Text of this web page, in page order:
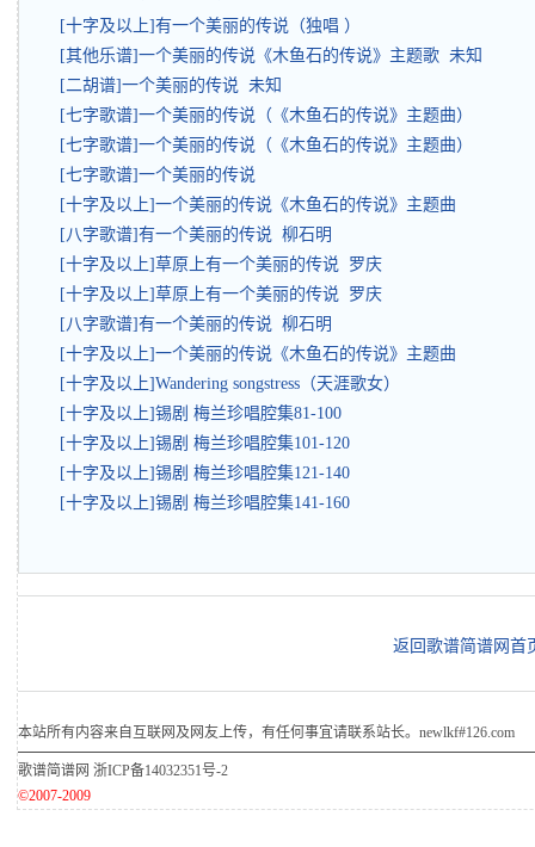
[十字及以上]有一个美丽的传说（独唱 ）
[其他乐谱]一个美丽的传说《木鱼石的传说》主题歌 未知
[二胡谱]一个美丽的传说 未知
[七字歌谱]一个美丽的传说（《木鱼石的传说》主题曲）
[七字歌谱]一个美丽的传说（《木鱼石的传说》主题曲）
[七字歌谱]一个美丽的传说
[十字及以上]一个美丽的传说《木鱼石的传说》主题曲
[八字歌谱]有一个美丽的传说 柳石明
[十字及以上]草原上有一个美丽的传说 罗庆
[十字及以上]草原上有一个美丽的传说 罗庆
[八字歌谱]有一个美丽的传说 柳石明
[十字及以上]一个美丽的传说《木鱼石的传说》主题曲
[十字及以上]Wandering songstress（天涯歌女）
[十字及以上]锡剧 梅兰珍唱腔集81-100
[十字及以上]锡剧 梅兰珍唱腔集101-120
[十字及以上]锡剧 梅兰珍唱腔集121-140
[十字及以上]锡剧 梅兰珍唱腔集141-160
返回歌谱简谱网首
本站所有内容来自互联网及网友上传，有任何事宜请联系站长。newlkf#126.com
歌谱简谱网 浙ICP备14032351号-2
©2007-2009